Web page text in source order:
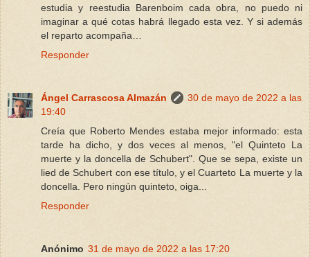
estudia y reestudia Barenboim cada obra, no puedo ni
imaginar a qué cotas habrá llegado esta vez. Y si además
el reparto acompaña…
Responder
Ángel Carrascosa Almazán
30 de mayo de 2022 a las
19:40
Creía que Roberto Mendes estaba mejor informado: esta
tarde ha dicho, y dos veces al menos, "el Quinteto La
muerte y la doncella de Schubert". Que se sepa, existe un
lied de Schubert con ese título, y el Cuarteto La muerte y la
doncella. Pero ningún quinteto, oiga...
Responder
Anónimo 31 de mayo de 2022 a las 17:20